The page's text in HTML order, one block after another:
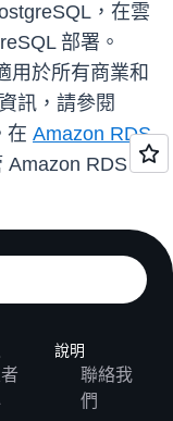
，在雲
部署。
用於所有商業和
訊，請參閱
在 Amazon RDS
Amazon RDS 資
說明
聯絡我
們